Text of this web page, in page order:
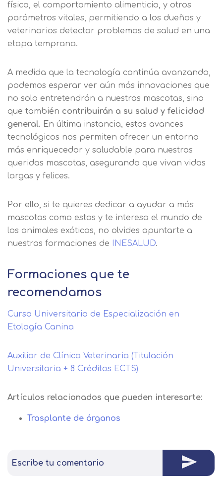
física, el comportamiento alimenticio, y otros
parámetros vitales, permitiendo a los dueños y
veterinarios detectar problemas de salud en una
etapa temprana.
A medida que la tecnología continúa avanzando,
podemos esperar ver aún más innovaciones que
no solo entretendrán a nuestras mascotas, sino
que también contribuirán a su salud y felicidad
general. En última instancia, estos avances
tecnológicos nos permiten ofrecer un entorno
más enriquecedor y saludable para nuestras
queridas mascotas, asegurando que vivan vidas
largas y felices.
Por ello, si te quieres dedicar a ayudar a más
mascotas como estas y te interesa el mundo de
los animales exóticos, no olvides apuntarte a
nuestras formaciones de
INESALUD.
Formaciones que te
recomendamos
Curso Universitario de Especialización en
Etología Canina
Auxiliar de Clínica Veterinaria (Titulación
Universitaria + 8 Créditos ECTS)
Artículos relacionados que pueden interesarte:
Trasplante de órganos
Escribe tu comentario